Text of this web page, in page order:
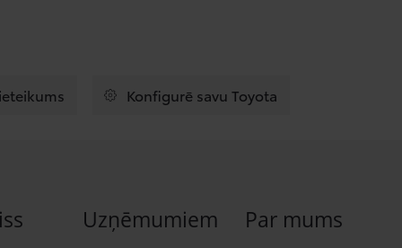
Konfigurē savu Toyota
Uzņēmumiem Par mums